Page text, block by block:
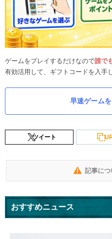
ゲームをプレイするだけなので誰で
有効活用して、ギフトコードを入手
早速ゲーム
ツイート
記事につ
おすすめニュース